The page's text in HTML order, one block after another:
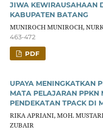
JIWA KEWIRAUSAHAAN
KABUPATEN BATANG
MUNIROCH MUNIROCH,
463-472
PDF
UPAYA MENINGKATKAN
MATA PELAJARAN PPKN
PENDEKATAN TPACK DI
RIKA APRIANI, MOH.
ZUBAIR